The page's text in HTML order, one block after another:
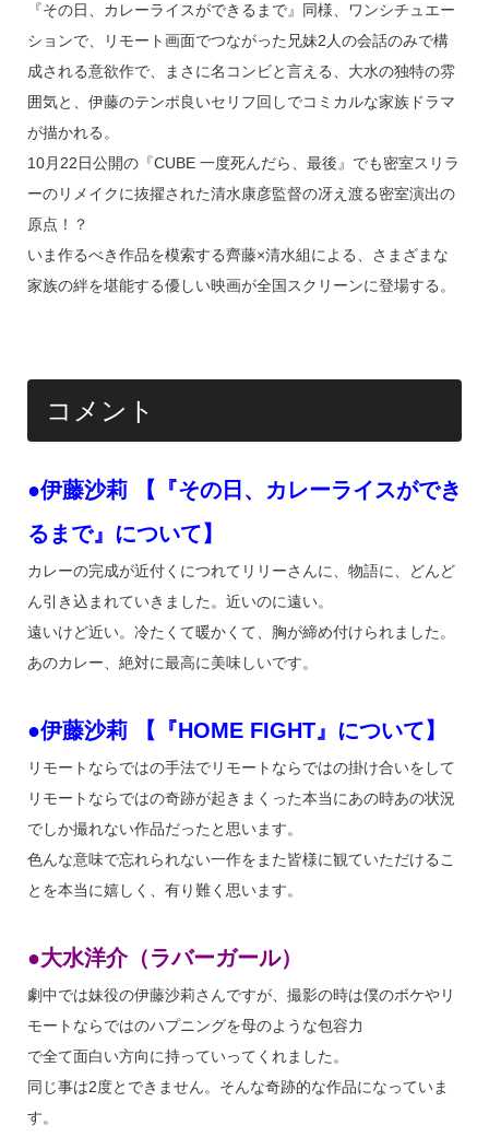
『その日、カレーライスができるまで』同様、ワンシチュエー
ションで、リモート画面でつながった兄妹2人の会話のみで構
成される意欲作で、まさに名コンビと言える、大水の独特の雰
囲気と、伊藤のテンポ良いセリフ回しでコミカルな家族ドラマ
が描かれる。
10月22日公開の『CUBE 一度死んだら、最後』でも密室スリラ
ーのリメイクに抜擢された清水康彦監督の冴え渡る密室演出の
原点！？
いま作るべき作品を模索する齊藤×清水組による、さまざまな
家族の絆を堪能する優しい映画が全国スクリーンに登場する。
コメント
●伊藤沙莉 【『その日、カレーライスができ
るまで』について】
カレーの完成が近付くにつれてリリーさんに、物語に、どんど
ん引き込まれていきました。近いのに遠い。
遠いけど近い。冷たくて暖かくて、胸が締め付けられました。
あのカレー、絶対に最高に美味しいです。
●伊藤沙莉 【『HOME FIGHT』について】
リモートならではの手法でリモートならではの掛け合いをして
リモートならではの奇跡が起きまくった本当にあの時あの状況
でしか撮れない作品だったと思います。
色んな意味で忘れられない一作をまた皆様に観ていただけるこ
とを本当に嬉しく、有り難く思います。
●大水洋介（ラバーガール）
劇中では妹役の伊藤沙莉さんですが、撮影の時は僕のボケやリ
モートならではのハプニングを母のような包容力
で全て面白い方向に持っていってくれました。
同じ事は2度とできません。そんな奇跡的な作品になっていま
す。